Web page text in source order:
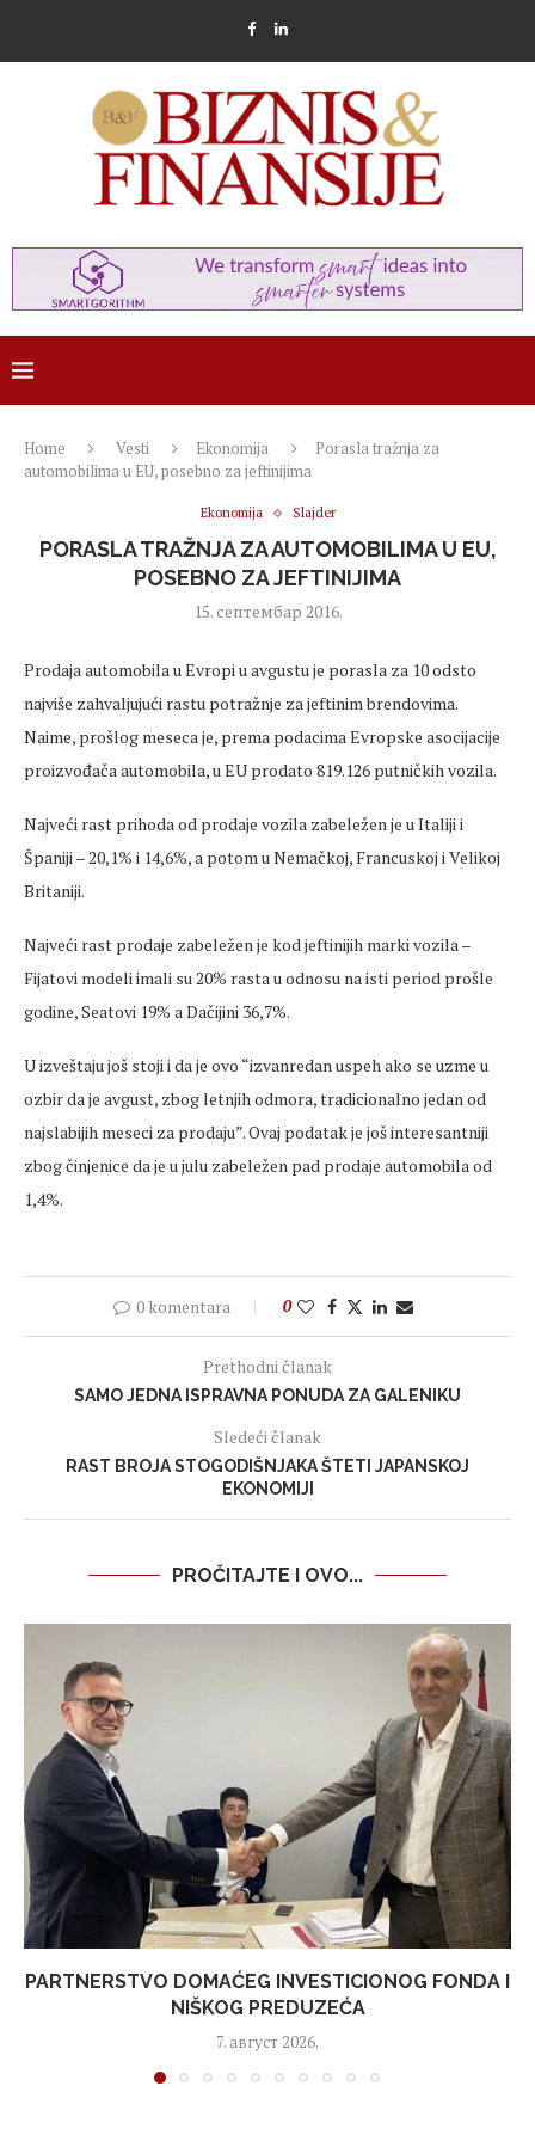
Home Vesti Ekonomija
Porasla tražnja za
automobilima u EU, posebno za jeftinijima
Ekonomija Slajder
PORASLA TRAŽNJA ZA AUTOMOBILIMA U EU,
POSEBNO ZA JEFTINIJIMA
15. септембар 2016.
Prodaja automobila u Evropi u avgustu je porasla za 10 odsto
najviše zahvaljujući rastu potražnje za jeftinim brendovima.
Naime, prošlog meseca je, prema podacima Evropske asocijacije
proizvođača automobila, u EU prodato 819.126 putničkih vozila.
Najveći rast prihoda od prodaje vozila zabeležen je u Italiji i
Španiji – 20,1% i 14,6%, a potom u Nemačkoj, Francuskoj i Velikoj
Britaniji.
Najveći rast prodaje zabeležen je kod jeftinijih marki vozila –
Fijatovi modeli imali su 20% rasta u odnosu na isti period prošle
godine, Seatovi 19% a Dačijini 36,7%.
U izveštaju još stoji i da je ovo “izvanredan uspeh ako se uzme u
ozbir da je avgust, zbog letnjih odmora, tradicionalno jedan od
najslabijih meseci za prodaju”. Ovaj podatak je još interesantniji
zbog činjenice da je u julu zabeležen pad prodaje automobila od
1,4%.
0 komentara 0
Prethodni članak
SAMO JEDNA ISPRAVNA PONUDA ZA GALENIKU
Sledeći članak
RAST BROJA STOGODIŠNJAKA ŠTETI JAPANSKOJ
EKONOMIJI
PROČITAJTE I OVO...
PARTNERSTVO DOMAĆEG INVESTICIONOG FONDA I
NIŠKOG PREDUZEĆA
7. август 2026.